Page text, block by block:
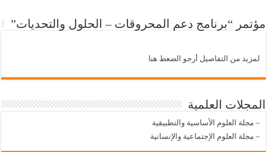
مؤتمر “برنامج دعم المحروقات – الحلول والتحديات”
لمزيد من التفاصيل أرجو الضعط هنا
المجلات العلمية
– مجلة العلوم الأساسية والتطبيقية
– مجلة العلوم الإجتماعية والإنسانية